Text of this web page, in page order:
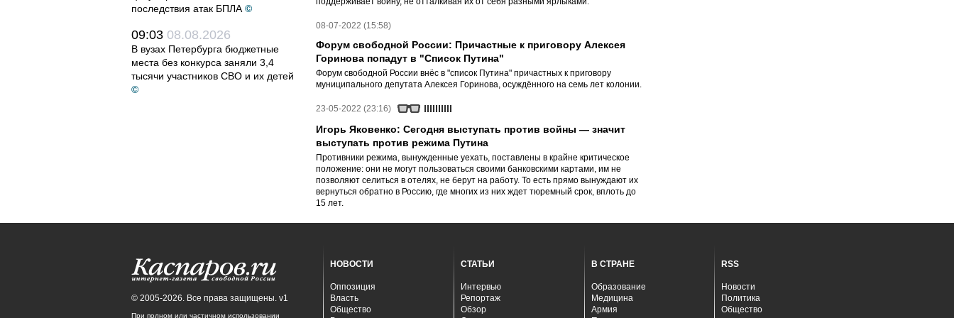
последствия атак БПЛА ©
09:03 08.08.2026
В вузах Петербурга бюджетные
места без конкурса заняли 3,4
тысячи участников СВО и их детей
©
08-07-2022 (15:58)
Форум свободной России: Причастные к приговору Алексея
Горинова попадут в "Список Путина"
Форум свободной России внёс в "список Путина" причастных к приговору
муниципального депутата Алексея Горинова, осуждённого на семь лет колонии.
23-05-2022 (23:16)
Игорь Яковенко: Сегодня выступать против войны — значит
выступать против режима Путина
Противники режима, вынужденные уехать, поставлены в крайне критическое
положение: они не могут пользоваться своими банковскими картами, им не
позволяют селиться в отелях, не берут на работу. То есть прямо вынуждают их
вернуться обратно в Россию, где многих из них ждет тюремный срок, вплоть до
15 лет.
© 2005-2026. Все права защищены. v1
При полном или частичном использовании
НОВОСТИ
Оппозиция
Власть
Общество
СТАТЬИ
Интервью
Репортаж
Обзор
В СТРАНЕ
Образование
Медицина
Армия
RSS
Новости
Политика
Общество